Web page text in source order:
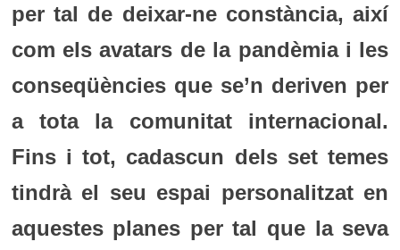
per tal de deixar-ne constància, així
com els avatars de la pandèmia i les
conseqüències que se’n deriven per
a tota la comunitat internacional.
Fins i tot, cadascun dels set temes
tindrà el seu espai personalitzat en
aquestes planes per tal que la seva